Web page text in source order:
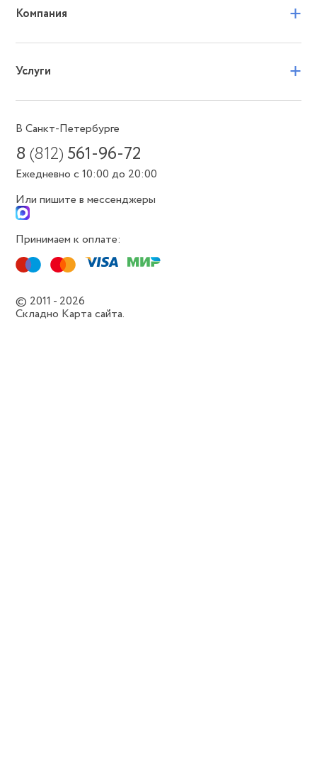
Компания +
Услуги +
В Санкт-Петербурге
8(812) 561-96-72
Ежедневно с 10:00 до 20:00
Или пишите в мессенджеры
Принимаем к оплате:
© 2011 - 2026
Складно Карта сайта.